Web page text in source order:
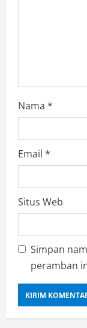
Nama *
Email *
Situs Web
Simpan
peramban